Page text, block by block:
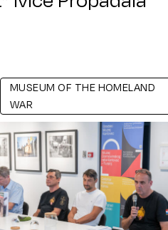
MUSEUM OF THE HOMELAND
WAR